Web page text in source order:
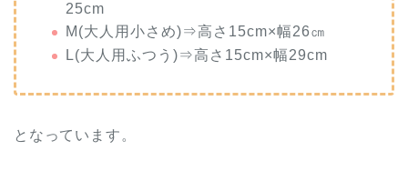
25cm
M(大人用小さめ)⇒高さ15cm×幅26㎝
L(大人用ふつう)⇒高さ15cm×幅29cm
となっています。